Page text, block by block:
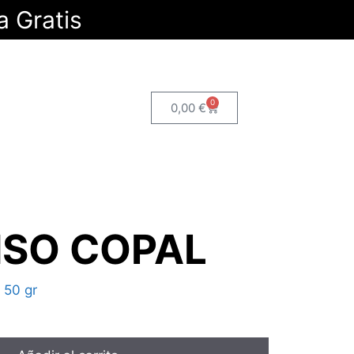
Gratis
0,00 € 0
COPAL
50 gr